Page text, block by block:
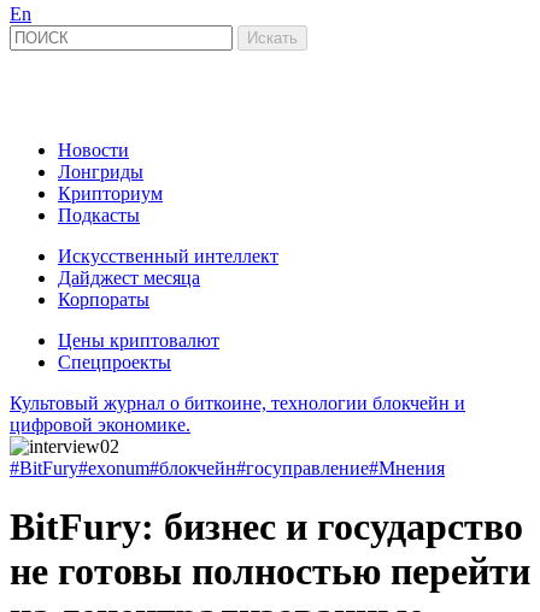
En
Новости
Лонгриды
Крипториум
Подкасты
Искусственный интеллект
Дайджест месяца
Корпораты
Цены криптовалют
Спецпроекты
Культовый журнал о биткоине, технологии блокчейн и
цифровой экономике.
#BitFury#exonum#блокчейн#госуправление#Мнения
BitFury: бизнес и государство
не готовы полностью перейти